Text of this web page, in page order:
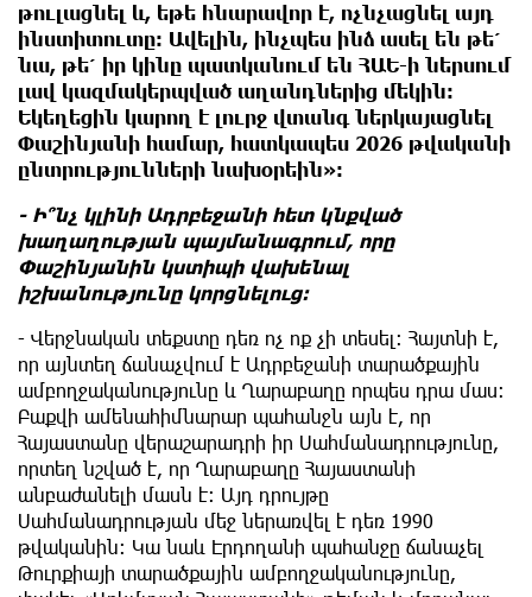
թուլացնել և, եթե հնարավոր է, ոչնչացնել այդ
ինստիտուտը։ Ավելին, ինչպես ինձ ասել են թե՛
նա, թե՛ իր կինը պատկանում են ՀԱԵ-ի ներսում
լավ կազմակերպված աղանդներից մեկին։
Եկեղեցին կարող է լուրջ վտանգ ներկայացնել
Փաշինյանի համար, հատկապես 2026 թվականի
ընտրությունների նախօրեին»։
- Ի՞նչ կլինի Ադրբեջանի հետ կնքված
խաղաղության պայմանագրում, որը
Փաշինյանին կստիպի վախենալ
իշխանությունը կորցնելուց։
- Վերջնական տեքստը դեռ ոչ ոք չի տեսել։ Հայտնի է,
որ այնտեղ ճանաչվում է Ադրբեջանի տարածքային
ամբողջականությունը և Ղարաբաղը որպես դրա մաս։
Բաքվի ամենահիմնարար պահանջն այն է, որ
Հայաստանը վերաշարադրի իր Սահմանադրությունը,
որտեղ նշված է, որ Ղարաբաղը Հայաստանի
անբաժանելի մասն է։ Այդ դրույթը
Սահմանադրության մեջ ներառվել է դեռ 1990
թվականին։ Կա նաև Էրդողանի պահանջը ճանաչել
Թուրքիայի տարածքային ամբողջականությունը,